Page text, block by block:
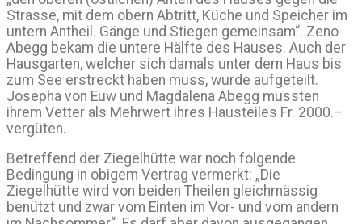
Strasse, mit dem obern Abtritt, Küche und Speicher im
untern Antheil. Gänge und Stiegen gemeinsam“. Zeno
Abegg bekam die untere Hälfte des Hauses. Auch der
Hausgarten, welcher sich damals unter dem Haus bis
zum See erstreckt haben muss, wurde aufgeteilt.
Josepha von Euw und Magdalena Abegg mussten
ihrem Vetter als Mehrwert ihres Hausteiles Fr. 2000.–
vergüten.
Betreffend der Ziegelhütte war noch folgende
Bedingung in obigem Vertrag vermerkt: „Die
Ziegelhütte wird von beiden Theilen gleichmässig
benützt und zwar vom Einten im Vor- und vom andern